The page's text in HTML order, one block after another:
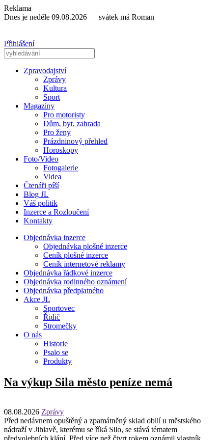
Reklama
Dnes je neděle 09.08.2026 svátek má Roman
Přihlášení
Zpravodajství
Zprávy
Kultura
Sport
Magazíny
Pro motoristy
Dům, byt, zahrada
Pro ženy
Prázdninový přehled
Horoskopy
Foto/Video
Fotogalerie
Videa
Čtenáři píší
Blog JL
Váš politik
Inzerce a Rozloučení
Kontakty
Objednávka inzerce
Objednávka plošné inzerce
Ceník plošné inzerce
Ceník internetové reklamy
Objednávka řádkové inzerce
Objednávka rodinného oznámení
Objednávka předplatného
Akce JL
Sportovec
Řidič
Stromečky
O nás
Historie
Psalo se
Produkty
Na výkup Sila město peníze nemá
08.08.2026 Zprávy
Před nedávnem opuštěný a zpamátněný sklad obilí u městského
nádraží v Jihlavě, kterému se říká Silo, se stává tématem
předvolebních klání. Před více než čtvrt rokem oznámil vlastník